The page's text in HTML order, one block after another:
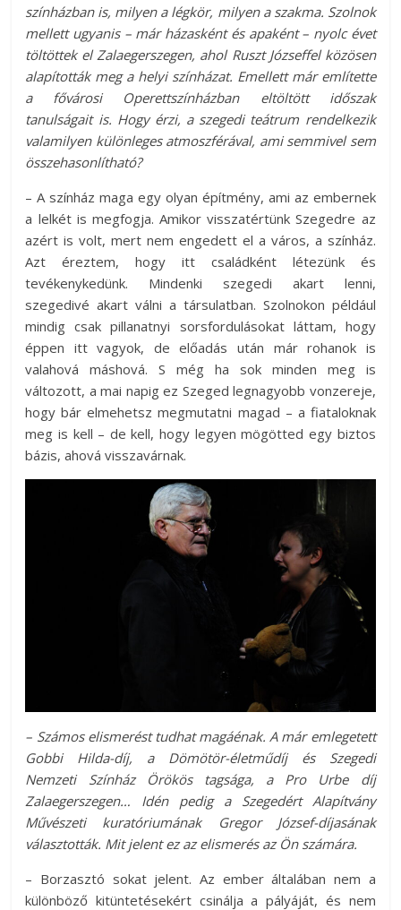
színházban is, milyen a légkör, milyen a szakma. Szolnok
mellett ugyanis – már házasként és apaként – nyolc évet
töltöttek el Zalaegerszegen, ahol Ruszt Józseffel közösen
alapították meg a helyi színházat. Emellett már említette
a fővárosi Operettszínházban eltöltött időszak
tanulságait is. Hogy érzi, a szegedi teátrum rendelkezik
valamilyen különleges atmoszférával, ami semmivel sem
összehasonlítható?
– A színház maga egy olyan építmény, ami az embernek
a lelkét is megfogja. Amikor visszatértünk Szegedre az
azért is volt, mert nem engedett el a város, a színház.
Azt éreztem, hogy itt családként létezünk és
tevékenykedünk. Mindenki szegedi akart lenni,
szegedivé akart válni a társulatban. Szolnokon például
mindig csak pillanatnyi sorsfordulásokat láttam, hogy
éppen itt vagyok, de előadás után már rohanok is
valahová máshová. S még ha sok minden meg is
változott, a mai napig ez Szeged legnagyobb vonzereje,
hogy bár elmehetsz megmutatni magad – a fiataloknak
meg is kell – de kell, hogy legyen mögötted egy biztos
bázis, ahová visszavárnak.
– Számos elismerést tudhat magáénak. A már emlegetett
Gobbi Hilda-díj, a Dömötör-életműdíj és Szegedi
Nemzeti Színház Örökös tagsága, a Pro Urbe díj
Zalaegerszegen… Idén pedig a Szegedért Alapítvány
Művészeti kuratóriumának Gregor József-díjasának
választották. Mit jelent ez az elismerés az Ön számára.
– Borzasztó sokat jelent. Az ember általában nem a
különböző kitüntetésekért csinálja a pályáját, és nem